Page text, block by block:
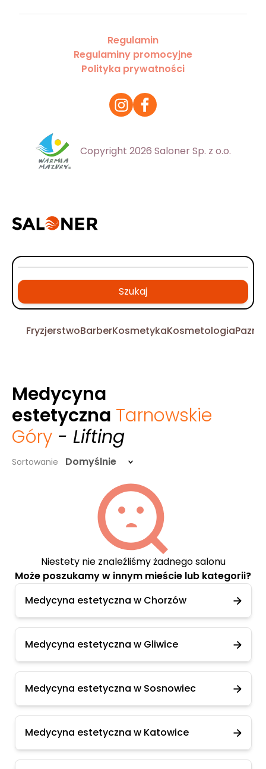
Regulamin
Regulaminy promocyjne
Polityka prywatności
Copyright 2026 Saloner Sp. z o.o.
Szukaj
FryzjerstwoBarberKosmetykaKosmetologia
Medycyna
estetyczna Tarnowskie
Góry - Lifting
Sortowanie Domyślnie
Niestety nie znaleźliśmy żadnego salonu
Może poszukamy w innym mieście lub kategorii?
Medycyna estetyczna w Chorzów
Medycyna estetyczna w Gliwice
Medycyna estetyczna w Sosnowiec
Medycyna estetyczna w Katowice